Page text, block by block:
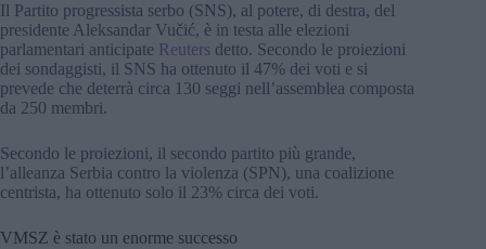
Il Partito progressista serbo (SNS), al potere, di destra, del
presidente Aleksandar Vučić, è in testa alle elezioni
parlamentari anticipate Reuters detto. Secondo le proiezioni
dei sondaggisti, il SNS ha ottenuto il 47% dei voti e si
prevede che deterrà circa 130 seggi nell’assemblea composta
da 250 membri.
Secondo le proiezioni, il secondo partito più grande,
l’alleanza Serbia contro la violenza (SPN), una coalizione
centrista, ha ottenuto solo il 23% circa dei voti.
VMSZ è stato un enorme successo